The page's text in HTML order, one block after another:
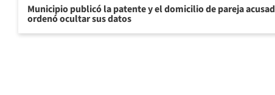
Municipio publicó la patente y el domicilio de pareja
ordenó ocultar sus datos